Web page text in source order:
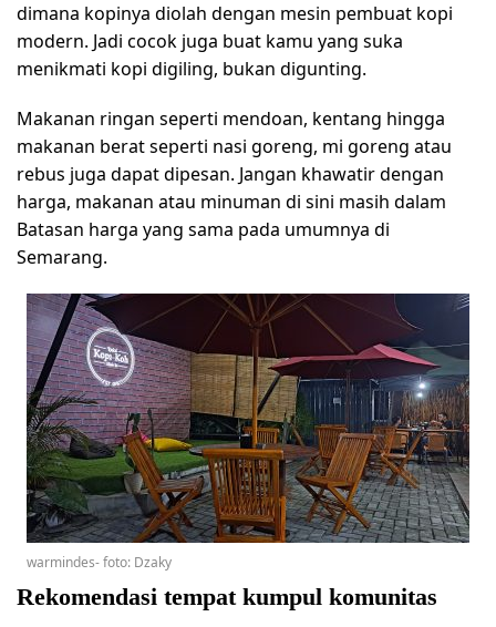
dimana kopinya diolah dengan mesin pembuat kopi
modern. Jadi cocok juga buat kamu yang suka
menikmati kopi digiling, bukan digunting.
Makanan ringan seperti mendoan, kentang hingga
makanan berat seperti nasi goreng, mi goreng atau
rebus juga dapat dipesan. Jangan khawatir dengan
harga, makanan atau minuman di sini masih dalam
Batasan harga yang sama pada umumnya di
Semarang.
warmindes- foto: Dzaky
Rekomendasi tempat kumpul komunitas